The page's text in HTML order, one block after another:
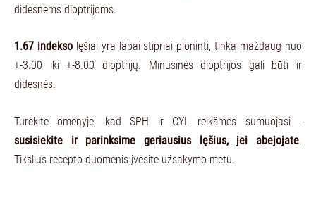
didesnėms dioptrijoms.
1.67 indeksolęšiai yra labai stipriai ploninti, tinka maždaug nuo
+-3.00 iki +-8.00 dioptrijų. Minusinės dioptrijos gali būti ir
didesnės.
Turėkite omenyje, kad SPH ir CYL reikšmės sumuojasi -
susisiekite ir parinksime geriausius lęšius, jei abejojate.
Tikslius recepto duomenis įvesite užsakymo metu.